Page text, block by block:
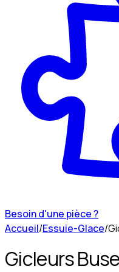
Besoin d'une pièce ?
Accueil/Essuie-Glace/
Gicleurs